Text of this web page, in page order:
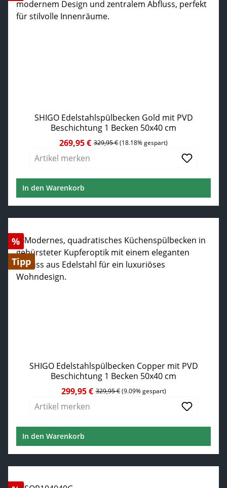
SHIGO Edelstahlspülbecken Gold mit PVD
Beschichtung 1 Becken 50x40 cm
Verkaufspreis:
269,95 € Regulärer Preis:
329,95 €(18.18% gespart)
Artikel merken
In den Warenkorb
Rabatt
%
Tipp
SHIGO Edelstahlspülbecken Copper mit PVD
Beschichtung 1 Becken 50x40 cm
Verkaufspreis:299,95 € Regulärer Preis:
329,95 € (9.09% gespart)
Artikel merken
In den Warenkorb